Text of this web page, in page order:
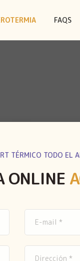
FAQS
TÉRMICO TODO EL
ONLINE